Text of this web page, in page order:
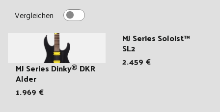
r
e
:
Vergleichen
MJ Series Dinky® DKR
Alder
1.969 €
MJ Series Soloist™
SL2
2.459 €